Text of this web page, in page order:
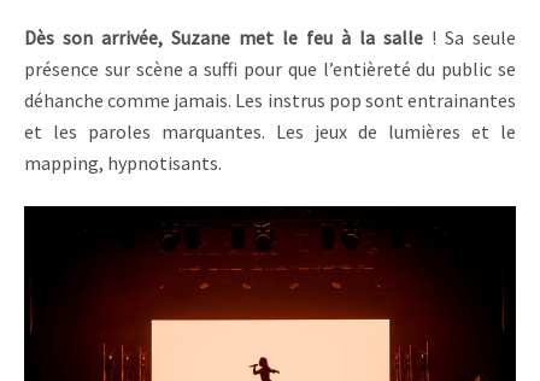
Dès son arrivée, Suzane met le feu à la salle ! Sa seule
présence sur scène a suffi pour que l’entièreté du public se
déhanche comme jamais. Les instrus pop sont entrainantes
et les paroles marquantes. Les jeux de lumières et le
mapping, hypnotisants.